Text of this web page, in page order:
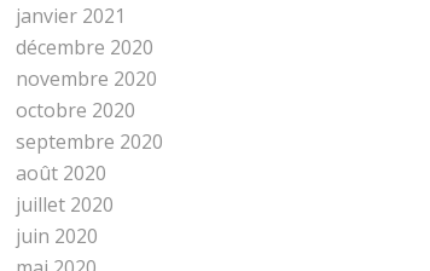
janvier 2021
décembre 2020
novembre 2020
octobre 2020
septembre 2020
août 2020
juillet 2020
juin 2020